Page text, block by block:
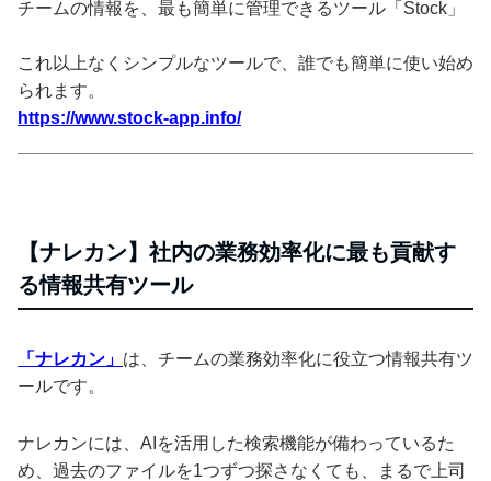
チームの情報を、最も簡単に管理できるツール「Stock」
これ以上なくシンプルなツールで、誰でも簡単に使い始め
られます。
https://www.stock-app.info/
【ナレカン】社内の業務効率化に最も貢献す
る情報共有ツール
「ナレカン」 は、チームの業務効率化に役立つ情報共有ツ
ールです。
ナレカンには、AIを活用した検索機能が備わっているた
め、過去のファイルを1つずつ探さなくても、まるで上司